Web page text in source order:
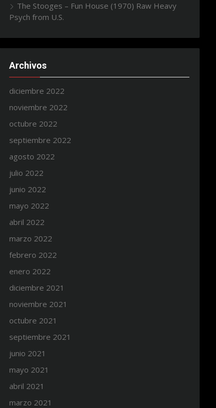
The Stooges – Fun House (1970) Raw Heavy
Psych from U.S.
Archivos
diciembre 2022
noviembre 2022
octubre 2022
septiembre 2022
agosto 2022
julio 2022
junio 2022
mayo 2022
abril 2022
marzo 2022
febrero 2022
enero 2022
diciembre 2021
noviembre 2021
octubre 2021
septiembre 2021
junio 2021
mayo 2021
abril 2021
marzo 2021